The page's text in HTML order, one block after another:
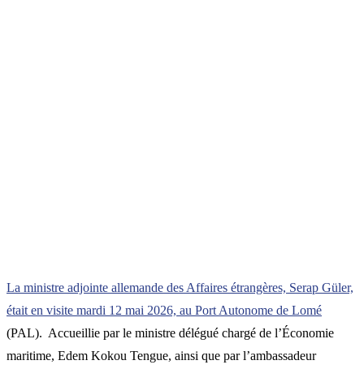
La ministre adjointe allemande des Affaires étrangères, Serap Güler,
était en visite mardi 12 mai 2026, au Port Autonome de Lomé
(PAL). Accueillie par le ministre délégué chargé de l’Économie
maritime, Edem Kokou Tengue, ainsi que par l’ambassadeur